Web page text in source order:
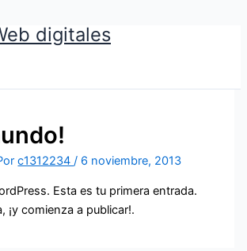
digitales
c1312234/ 6 noviembre, 2013
Esta es tu primera entrada.
¡y comienza a publicar!.